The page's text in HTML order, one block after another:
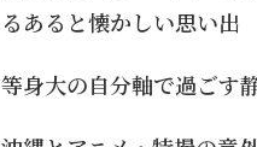
るあると懐かしい思い出
等身大の自分軸で過ごす